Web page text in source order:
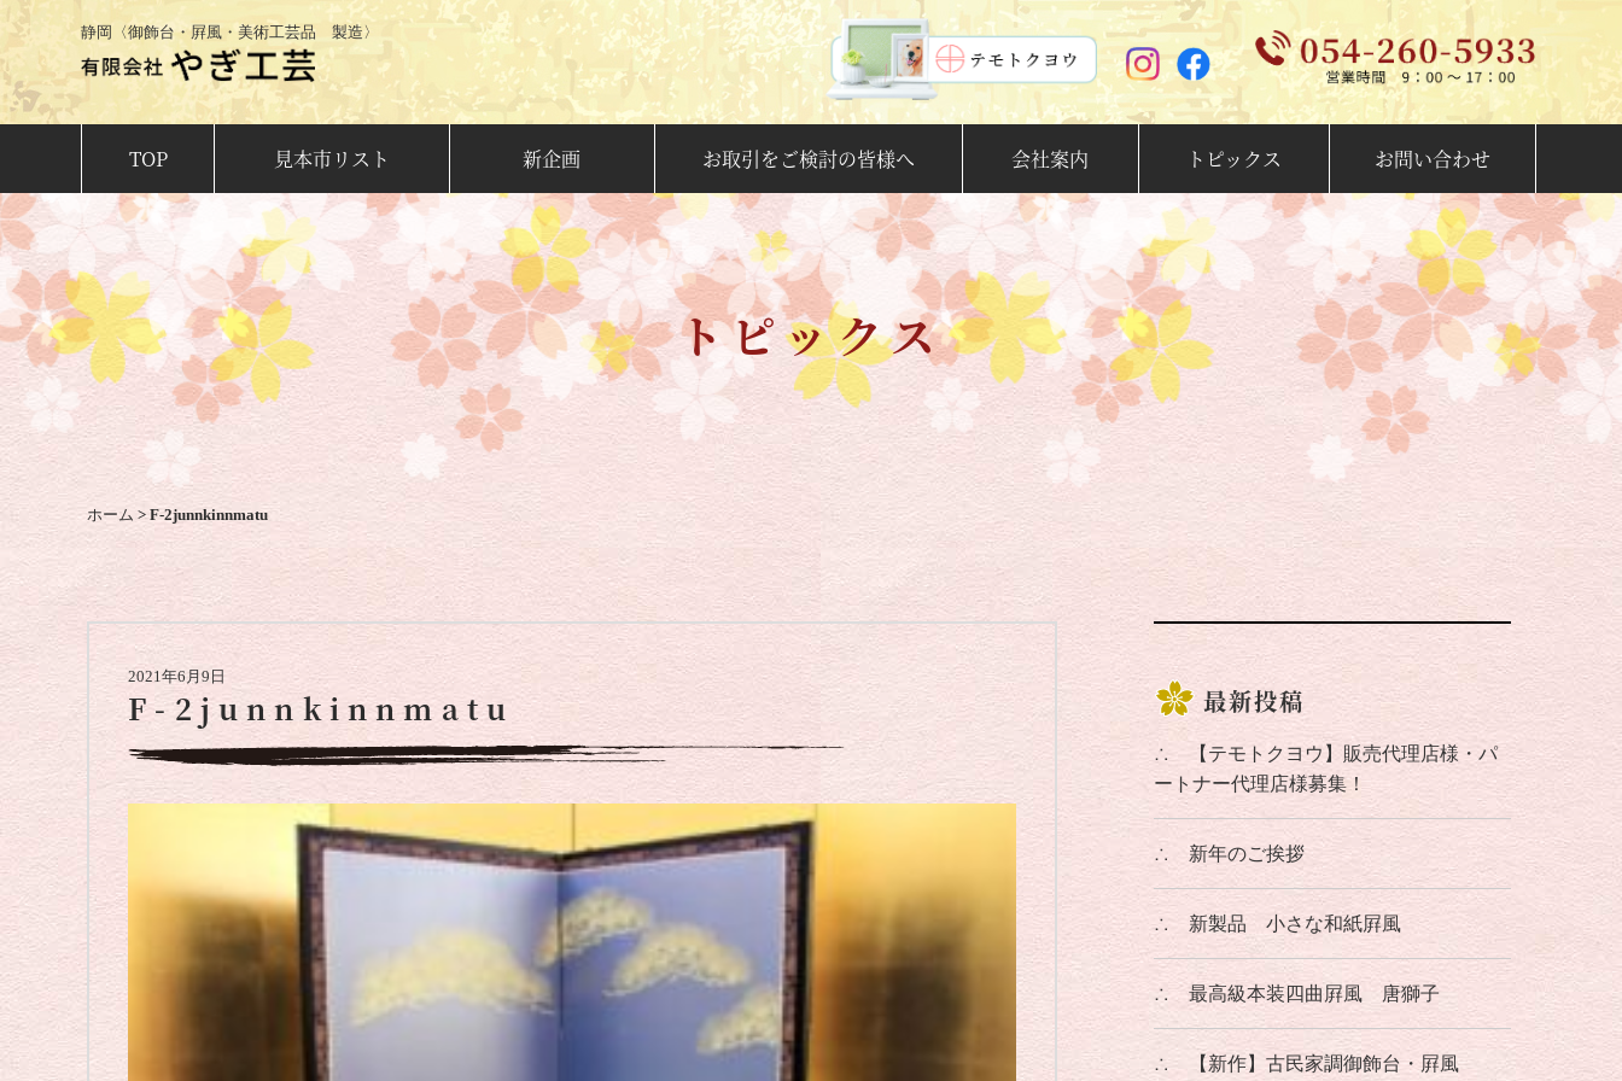
静岡〈御飾台・屛風・美術工芸品 製造〉
TOP 見本市リスト 新企画 お取引をご検討の皆様へ 会社案内 トピックス お問い合わせ
トピックス
ホーム >F-2junnkinnmatu
2021年6月9日
F-2junnkinnmatu 最新投稿
∴
【テモトクヨウ】販売代理店様・パ
ートナー代理店様募集！
∴ 新年のご挨拶
∴ 新製品 小さな和紙屛風
∴最高級本装四曲屛風 唐獅子
∴ 【新作】古民家調御飾台・屛風